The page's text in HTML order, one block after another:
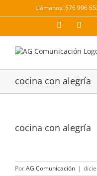
al
Llámanos! 676 996
Facebook
cocina con alegría
cocina con alegría
PorAG Comunicación |